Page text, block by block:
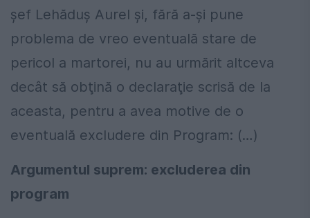
şef Lehăduș Aurel şi, fără a-şi pune
problema de vreo eventuală stare de
pericol a martorei, nu au urmărit altceva
decât să obţină o declaraţie scrisă de la
aceasta, pentru a avea motive de o
eventuală excludere din Program: (…)
Argumentul suprem: excluderea din
program